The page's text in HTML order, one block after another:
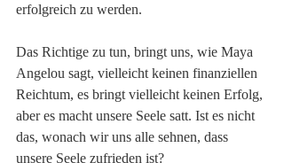
erfolgreich zu werden.
Das Richtige zu tun, bringt uns, wie Maya
Angelou sagt, vielleicht keinen finanziellen
Reichtum, es bringt vielleicht keinen Erfolg,
aber es macht unsere Seele satt. Ist es nicht
das, wonach wir uns alle sehnen, dass
unsere Seele zufrieden ist?